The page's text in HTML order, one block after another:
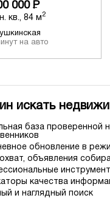
000 Р
кв., 84 м2
на авто
искать
база проверенной
обновление в
объявления
качества
и наглядный поиск